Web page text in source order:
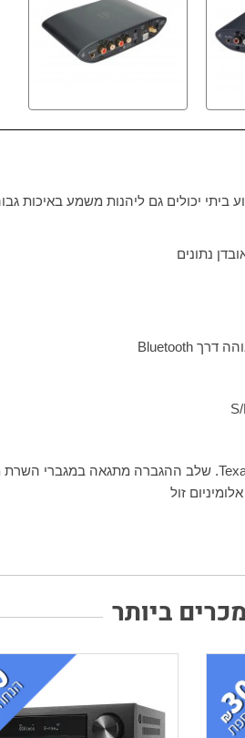
ביתי יכולים גם ליהנות משמע באיכות
נתונים
דרך Bluetooth
. שלב ההגברה מתגאה במגברי
זול
ביותר